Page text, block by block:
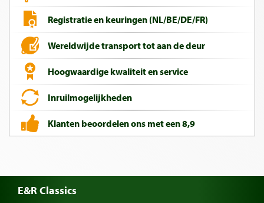
Registratie en keuringen (NL/BE/DE/FR)
Wereldwijde transport tot aan de deur
Hoogwaardige kwaliteit en service
Inruilmogelijkheden
Klanten beoordelen ons met een 8,9
E&R Classics